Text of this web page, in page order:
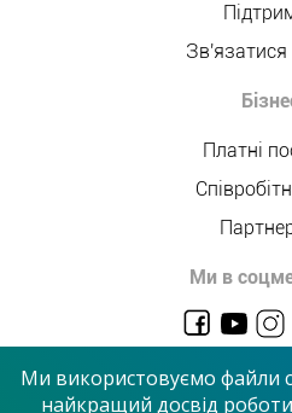
Платні
Ми в
Ми використовуємо файли
найкращий досвід